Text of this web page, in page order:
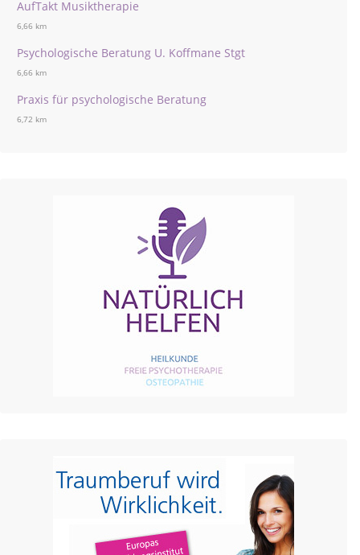
AufTakt Musiktherapie
6,66 km
Psychologische Beratung U. Koffmane Stgt
6,66 km
Praxis für psychologische Beratung
6,72 km